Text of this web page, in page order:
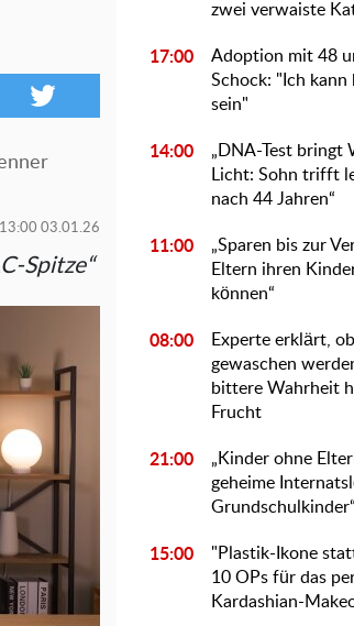
13:00 03.01.26
Spitze“
zwei verwaiste
17:00
Adoption mit 48
Schock: "Ich
sein"
14:00
„DNA-Test bringt
Licht: Sohn trifft
nach 44 Jahren“
11:00
„Sparen bis zur
Eltern ihren
können“
08:00
Experte erklärt,
gewaschen
bittere Wahrheit
Frucht
21:00
„Kinder ohne
geheime
Grundschulkinder“
15:00
"Plastik-Ikone
10 OPs für das
Kardashian-